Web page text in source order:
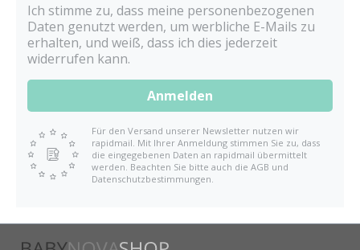
Ich stimme zu, dass meine personenbezogenen
Daten genutzt werden, um werbliche E-Mails zu
erhalten, und weiß, dass ich dies jederzeit
widerrufen kann.
Anmelden
Für den Versand unserer Newsletter nutzen wir
rapidmail. Mit Ihrer Anmeldung stimmen Sie zu, dass
die eingegebenen Daten an rapidmail übermittelt
werden. Beachten Sie bitte auch die AGB und
Datenschutzbestimmungen.